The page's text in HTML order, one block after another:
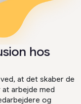
hos
at det skaber de
arbejde med
og